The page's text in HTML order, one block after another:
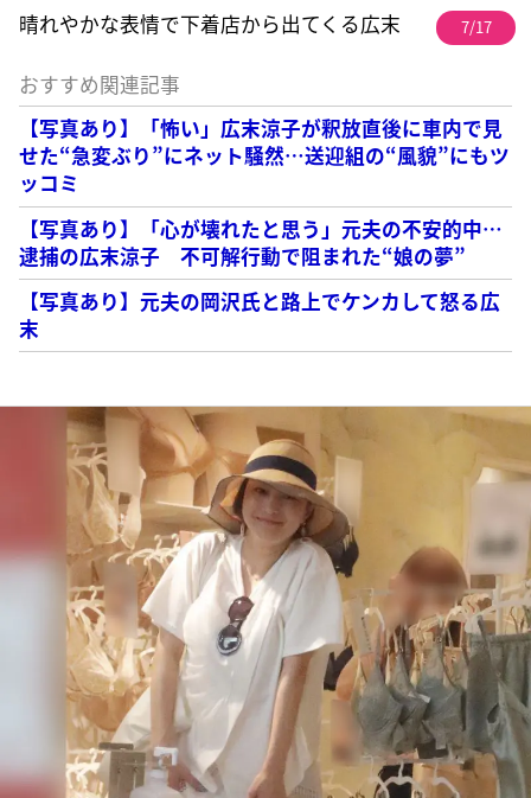
晴れやかな表情で下着店から出てくる広末 7/17
おすすめ関連記事
【写真あり】「怖い」広末涼子が釈放直後に車内で見
せた“急変ぶり”にネット騒然…送迎組の“風貌”にもツ
ッコミ
【写真あり】「心が壊れたと思う」元夫の不安的中…
逮捕の広末涼子 不可解行動で阻まれた“娘の夢”
【写真あり】元夫の岡沢氏と路上でケンカして怒る広
末